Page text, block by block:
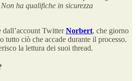
ha qualifiche in sicurezza
dall’account TwitterNorbert, che giorno
tutto ciò che accade durante il processo.
la lettura dei suoi thread.